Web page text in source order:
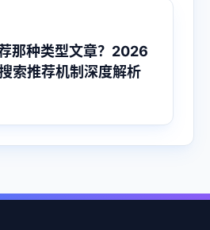
那种类型文章？2026
索推荐机制深度解析